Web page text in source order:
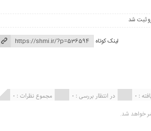
لینک کوتاه
مجموع نظرات : 0 در انتظار بررسی : 0 : 0
خواهد شد.